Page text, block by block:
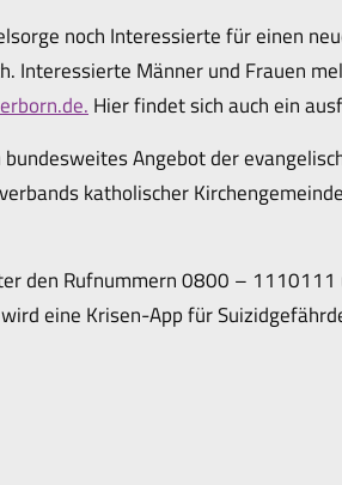
noch Interessierte für einen
Interessierte Männer und Frauen
Hier findet sich auch ein
Angebot der
katholischer
den Rufnummern 0800 –
eine Krisen-App für